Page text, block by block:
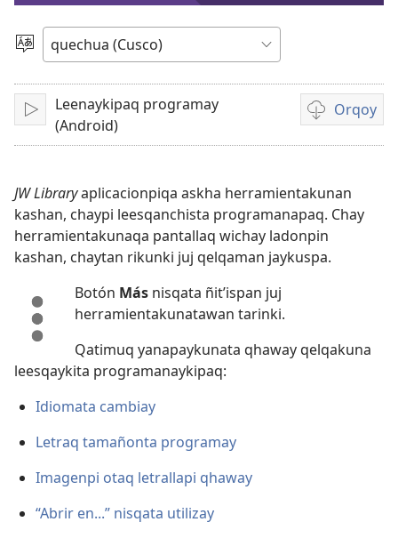
video
Rimasqayki
simita
akllanaykipaq
Qallariy
Leenaykipaq programay
(Android)
Orqoy
Videopi
JW Libraryaplicacionpiqa askha herramientakunan
kashan, chaypi leesqanchista programanapaq. Chay
herramientakunaqa pantallaq wichay ladonpin
kashan, chaytan rikunki juj qelqaman jaykuspa.
Botón Más nisqata ñit’ispan juj
herramientakunatawan tarinki.
Qatimuq yanapaykunata qhaway qelqakuna
leesqaykita programanaykipaq:
Idiomata cambiay
Letraq tamañonta programay
Imagenpi otaq letrallapi qhaway
“Abrir en...” nisqata utilizay